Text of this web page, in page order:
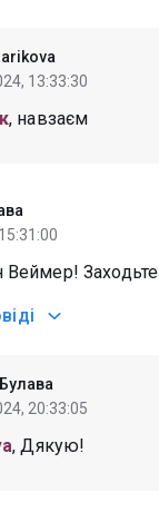
13:33:30
, навзаєм
Веймер!
20:33:05
, Дякую!